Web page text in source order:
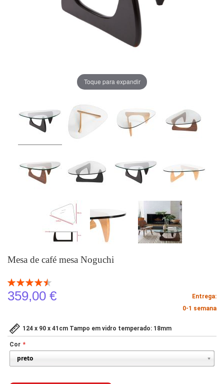
Mesa de café mesa Noguchi
Classificação:
91
% of100
359,00 €
Entrega:
0-1 semana
124 x 90 x 41cm Tampo em vidro temperado: 18mm
Cor
Toque para expandir